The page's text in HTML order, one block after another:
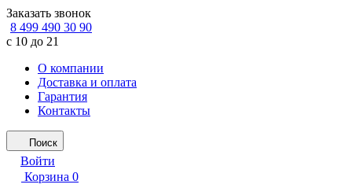
Заказать звонок
8 499 490 30 90
с 10 до 21
О компании
Доставка и оплата
Гарантия
Контакты
Поиск
Войти
Корзина 0